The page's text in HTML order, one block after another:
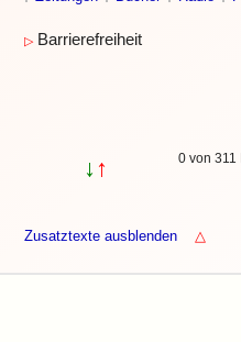
▷ Barrierefreiheit
↓ ↑ 0 von 311
Zusatztexte ausblenden △